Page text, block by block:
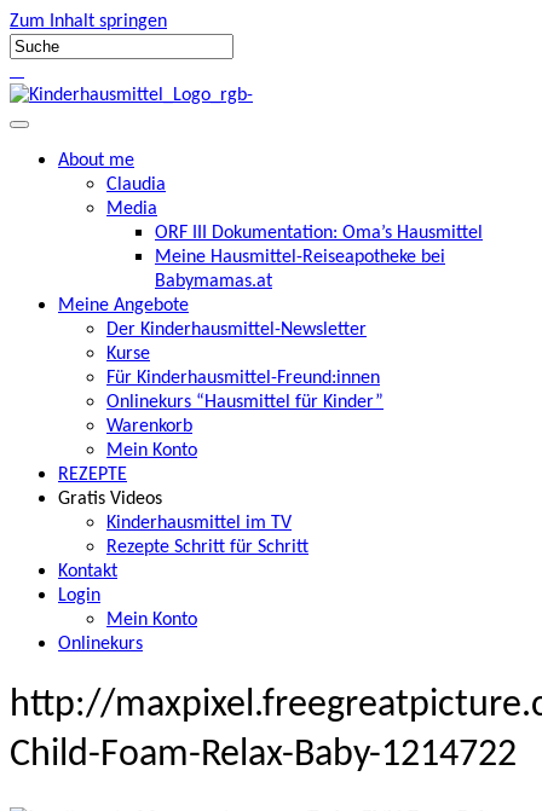
Zum Inhalt springen
About me
Claudia
Media
ORF III Dokumentation: Oma’s Hausmittel
Meine Hausmittel-Reiseapotheke bei
Babymamas.at
Meine Angebote
Der Kinderhausmittel-Newsletter
Kurse
Für Kinderhausmittel-Freund:innen
Onlinekurs “Hausmittel für Kinder”
Warenkorb
Mein Konto
REZEPTE
Gratis Videos
Kinderhausmittel im TV
Rezepte Schritt für Schritt
Kontakt
Login
Mein Konto
Onlinekurs
http://
Child-Foam-Relax-Baby-1214722